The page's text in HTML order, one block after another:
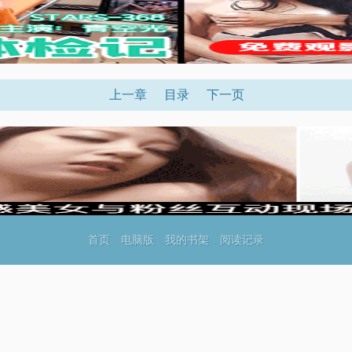
上一章 目录 下一页
首页 电脑版 我的书架 阅读记录